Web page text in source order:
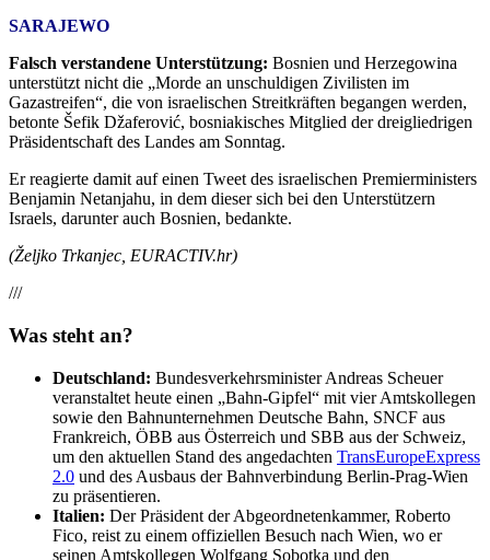
SARAJEWO
Falsch verstandene Unterstützung: Bosnien und Herzegowina
unterstützt nicht die „Morde an unschuldigen Zivilisten im
Gazastreifen“, die von israelischen Streitkräften begangen werden,
betonte Šefik Džaferović, bosniakisches Mitglied der dreigliedrigen
Präsidentschaft des Landes am Sonntag.
Er reagierte damit auf einen Tweet des israelischen Premierministers
Benjamin Netanjahu, in dem dieser sich bei den Unterstützern
Israels, darunter auch Bosnien, bedankte.
(Željko Trkanjec, EURACTIV.hr)
///
Was steht an?
Deutschland: Bundesverkehrsminister Andreas Scheuer
veranstaltet heute einen „Bahn-Gipfel“ mit vier Amtskollegen
sowie den Bahnunternehmen Deutsche Bahn, SNCF aus
Frankreich, ÖBB aus Österreich und SBB aus der Schweiz,
um den aktuellen Stand des angedachten TransEuropeExpress
2.0 und des Ausbaus der Bahnverbindung Berlin-Prag-Wien
zu präsentieren.
Italien: Der Präsident der Abgeordnetenkammer, Roberto
Fico, reist zu einem offiziellen Besuch nach Wien, wo er
seinen Amtskollegen Wolfgang Sobotka und den